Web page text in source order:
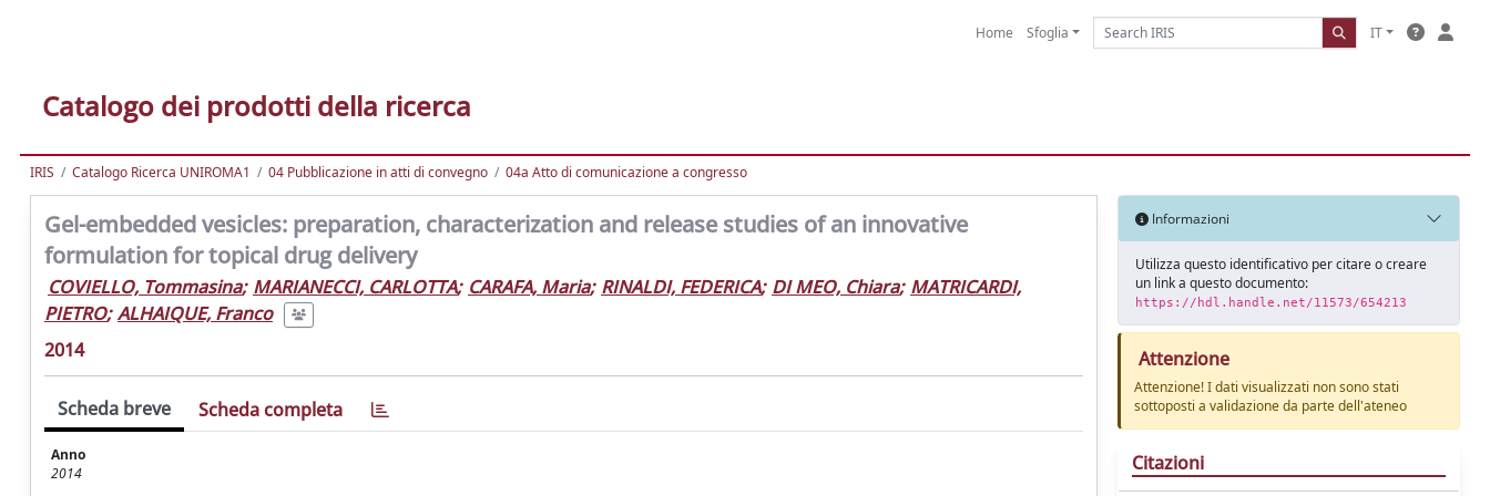
Home Sfoglia IT
Catalogo dei prodotti della ricerca
IRIS Catalogo Ricerca UNIROMA1 04 Pubblicazione in atti di convegno 04a Atto di comunicazione a congresso
Gel-embedded vesicles: preparation, characterization and release studies of an innovative
formulation for topical drug delivery
COVIELLO, Tommasina; MARIANECCI, CARLOTTA; CARAFA, Maria; RINALDI, FEDERICA; DI MEO, Chiara; MATRICARDI,
PIETRO; ALHAIQUE, Franco
2014
Scheda breve Scheda completa
Anno
2014
Informazioni
Utilizza questo identificativo per citare o creare
un link a questo documento:
https://hdl.handle.net/11573/654213
Attenzione
Attenzione! I dati visualizzati non sono stati
sottoposti a validazione da parte dell'ateneo
Citazioni